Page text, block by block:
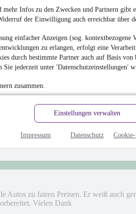
Infos zu den Zwecken und Partnern gibt
der Einwilligung auch erreichbar über
einfacher Anzeigen (sog. kontextbezogene
zu erlangen, erfolgt eine
durch bestimmte Partner auch auf Basis von
Sie jederzeit unter 'Datenschutzeinstellungen'
zusammen.
Einstellungen verwalten
Impressum Datenschutz
Autos zu fairen Preisen. Er weiß auch
Vielen Dank